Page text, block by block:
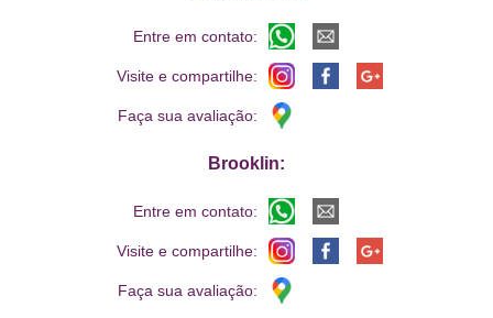
Entre em contato:
Visite e compartilhe:
Faça sua avaliação:
Brooklin:
Entre em contato:
Visite e compartilhe:
Faça sua avaliação: